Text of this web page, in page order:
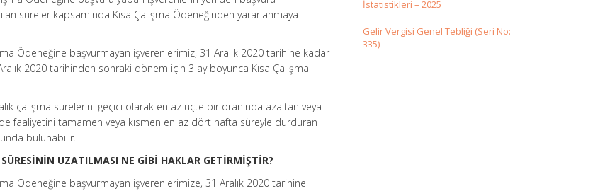
süreler kapsamında Kısa Çalışma Ödeneğinden yararlanmaya
Ödeneğine başvurmayan işverenlerimiz, 31 Aralık 2020 tarihine kadar
2020 tarihinden sonraki dönem için 3 ay boyunca Kısa Çalışma
çalışma sürelerini geçici olarak en az üçte bir oranında azaltan veya
faaliyetini tamamen veya kısmen en az dört hafta süreyle durduran
bulunabilir.
UZATILMASI NE GİBİ HAKLAR GETİRMİŞTİR?
Ödeneğine başvurmayan işverenlerimize, 31 Aralık 2020 tarihine
İstatistikleri – 2025
Gelir Vergisi Genel Tebliği (Seri No:
335)